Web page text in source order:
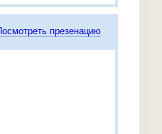
Посмотреть презенацию